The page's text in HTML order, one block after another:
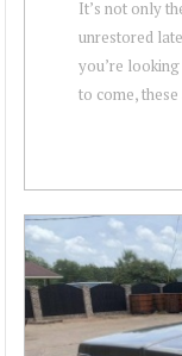
It’s not only
unrestored
you’re
to come,